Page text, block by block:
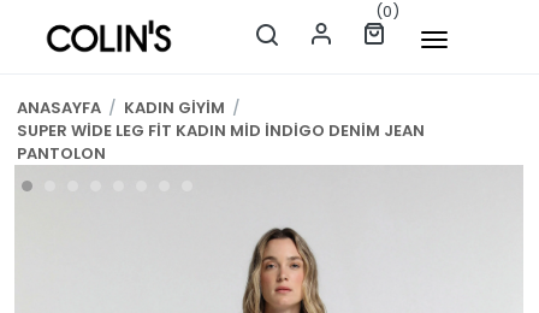
(0)
ANASAYFA / KADIN GİYİM /
SUPER WİDE LEG FİT KADIN MİD İNDİGO DENİM JEAN
PANTOLON